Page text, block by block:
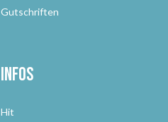
Gutschriften
Infos
Hit